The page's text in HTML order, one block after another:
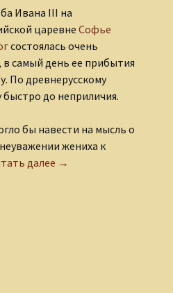
Размышления о
несъедобном
Рождение Медного
Всадника
Романовы
Русские иконы
Рюриковичи
Ивана III на
царевне Софье
состоялась очень
самый день ее прибытия
По древнерусскому
быстро до неприличия.
бы навести на мысль о
жениха к
далее Софья Палеолог в
→